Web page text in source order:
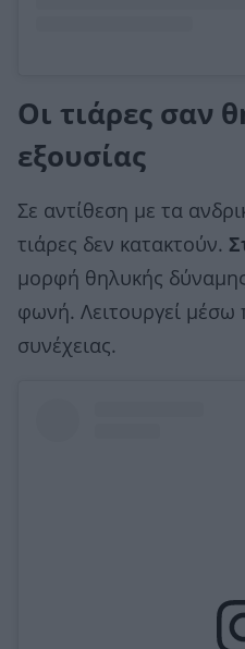
Οι τιάρες σαν
εξουσίας
Σε αντίθεση με τα
τιάρες δεν κατακτούν.
μορφή θηλυκής
φωνή. Λειτουργεί μέσω
συνέχειας.